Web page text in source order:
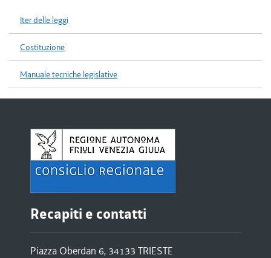
Iter delle leggi
Costituzione
Manuale tecniche legislative
Recapiti e contatti
Piazza Oberdan 6, 34133 TRIESTE